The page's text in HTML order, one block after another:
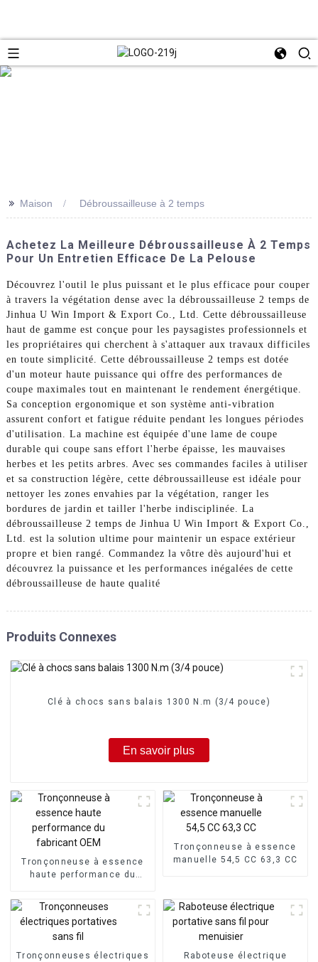
>> Maison Débroussailleuse à 2 temps
Achetez La Meilleure Débroussailleuse À 2 Temps
Pour Un Entretien Efficace De La Pelouse
Découvrez l'outil le plus puissant et le plus efficace pour couper
à travers la végétation dense avec la débroussailleuse 2 temps de
Jinhua U Win Import & Export Co., Ltd. Cette débroussailleuse
haut de gamme est conçue pour les paysagistes professionnels et
les propriétaires qui cherchent à s'attaquer aux travaux difficiles
en toute simplicité. Cette débroussailleuse 2 temps est dotée
d'un moteur haute puissance qui offre des performances de
coupe maximales tout en maintenant le rendement énergétique.
Sa conception ergonomique et son système anti-vibration
assurent confort et fatigue réduite pendant les longues périodes
d'utilisation. La machine est équipée d'une lame de coupe
durable qui coupe sans effort l'herbe épaisse, les mauvaises
herbes et les petits arbres. Avec ses commandes faciles à utiliser
et sa construction légère, cette débroussailleuse est idéale pour
nettoyer les zones envahies par la végétation, ranger les
bordures de jardin et tailler l'herbe indisciplinée. La
débroussailleuse 2 temps de Jinhua U Win Import & Export Co.,
Ltd. est la solution ultime pour maintenir un espace extérieur
propre et bien rangé. Commandez la vôtre dès aujourd'hui et
découvrez la puissance et les performances inégalées de cette
débroussailleuse de haute qualité
Produits Connexes
Clé à chocs sans balais 1300 N.m (3/4 pouce)
En savoir plus
Tronçonneuse à essence
haute performance du
Tronçonneuse à essence
manuelle 54,5 CC 63,3 CC
Tronçonneuses électriques
Raboteuse électrique